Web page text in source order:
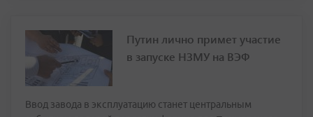
Путин лично примет участие
в запуске НЗМУ на ВЭФ
Ввод завода в эксплуатацию станет центральным